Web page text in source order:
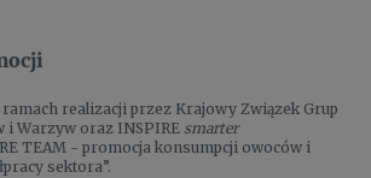
ramach realizacji przez Krajowy Związek Grup
i Warzyw oraz INSPIRE smarter
TEAM - promocja konsumpcji owoców i
sektora”.